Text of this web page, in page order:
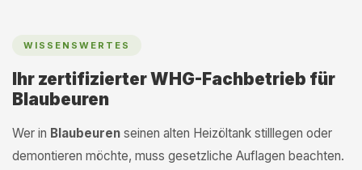
WISSENSWERTES
Ihr zertifizierter WHG-Fachbetrieb für
Blaubeuren
Wer in Blaubeuren seinen alten Heizöltank stilllegen oder
demontieren möchte, muss gesetzliche Auflagen beachten.